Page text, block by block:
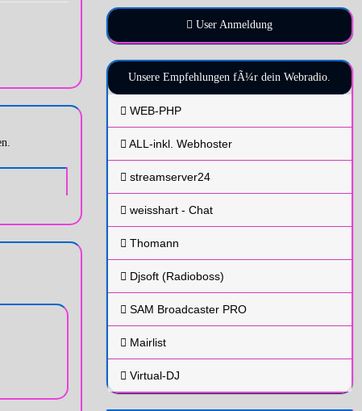
User Anmeldung
Unsere Empfehlungen fÃ¼r dein Webradio.
WEB-PHP
ALL-inkl. Webhoster
streamserver24
weisshart - Chat
Thomann
Djsoft (Radioboss)
SAM Broadcaster PRO
Mairlist
Virtual-DJ